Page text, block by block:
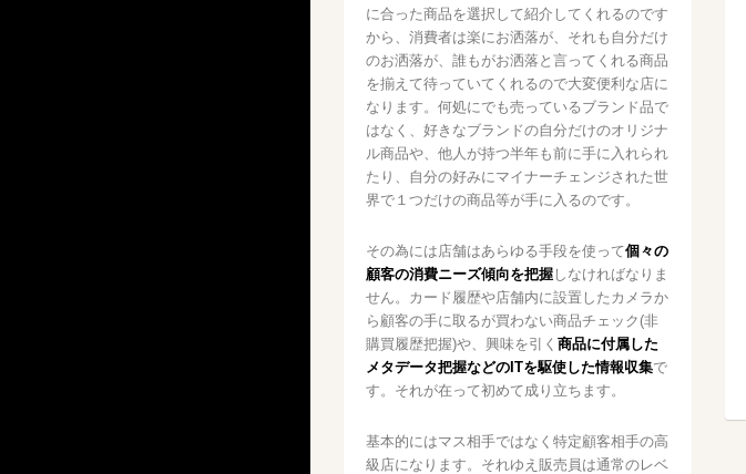
に合った商品を選択して紹介してくれるのです
から、消費者は楽にお洒落が、それも自分だけ
のお洒落が、誰もがお洒落と言ってくれる商品
を揃えて待っていてくれるので大変便利な店に
なります。何処にでも売っているブランド品で
はなく、好きなブランドの自分だけのオリジナ
ル商品や、他人が持つ半年も前に手に入れられ
たり、自分の好みにマイナーチェンジされた世
界で１つだけの商品等が手に入るのです。
その為には店舗はあらゆる手段を使って個々の
顧客の消費ニーズ傾向を把握 しなければなりま
せん。カード履歴や店舗内に設置したカメラか
ら顧客の手に取るが買わない商品チェック(非
購買履歴把握)や、興味を引く 商品に付属した
メタデータ把握などのITを駆使した情報収集で
す。それが在って初めて成り立ちます。
基本的にはマス相手ではなく特定顧客相手の高
級店になります。それゆえ販売員は通常のレベ